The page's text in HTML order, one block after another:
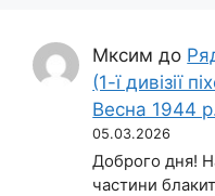
Мксим до
(1-ї дивізії
Весна 1944
05.03.2026
Доброго дня!
частини